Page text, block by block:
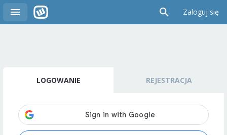
Zaloguj się
LOGOWANIE REJESTRACJA